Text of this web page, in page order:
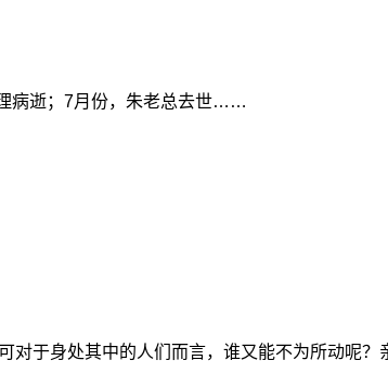
病逝；7月份，朱老总去世……
对于身处其中的人们而言，谁又能不为所动呢